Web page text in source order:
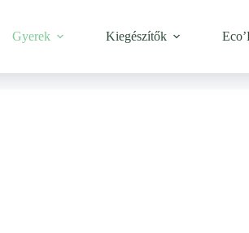
Gyerek Kiegészítők